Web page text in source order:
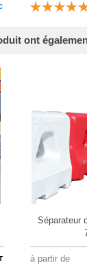
ont
Séparateur
à partir de